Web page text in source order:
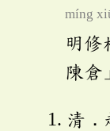
míng
明修
陳倉
清．